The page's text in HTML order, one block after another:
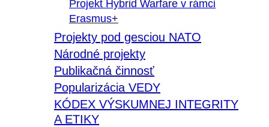
Projekt Hybrid Warfare v rámci
Erasmus+
Projekty pod gesciou NATO
Národné projekty
Publikačná činnosť
Popularizácia VEDY
KÓDEX VÝSKUMNEJ INTEGRITY
A ETIKY